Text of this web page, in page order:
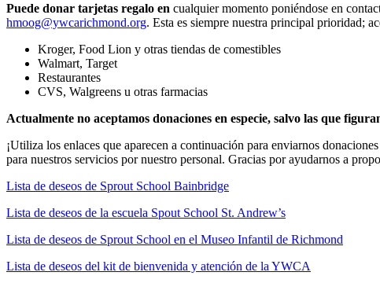
Puede donar tarjetas regalo en cualquier momento poniéndose en
hmoog@ywcarichmond.org. Esta es siempre nuestra principal prioridad;
Kroger, Food Lion y otras tiendas de comestibles
Walmart, Target
Restaurantes
CVS, Walgreens u otras farmacias
Actualmente no aceptamos donaciones en especie, salvo las que
¡Utiliza los enlaces que aparecen a continuación para enviarnos
para nuestros servicios por nuestro personal. Gracias por ayudarnos a
Lista de deseos de Sprout School Bainbridge
Lista de deseos de la escuela Spout School St. Andrew’s
Lista de deseos de Sprout School en el Museo Infantil de Richmond
Lista de deseos del kit de bienvenida y atención de la YWCA